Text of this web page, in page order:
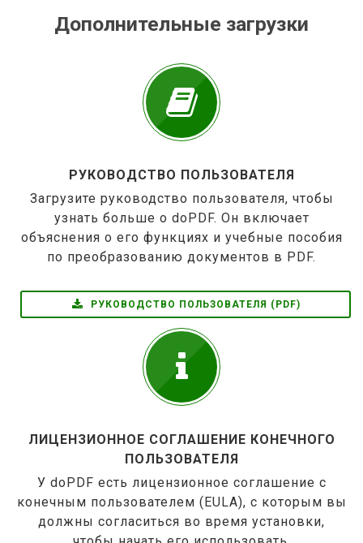
Дополнительные загрузки
РУКОВОДСТВО ПОЛЬЗОВАТЕЛЯ
Загрузите руководство пользователя, чтобы
узнать больше о doPDF. Он включает
объяснения о его функциях и учебные пособия
по преобразованию документов в PDF.
РУКОВОДСТВО ПОЛЬЗОВАТЕЛЯ (PDF)
ЛИЦЕНЗИОННОЕ СОГЛАШЕНИЕ КОНЕЧНОГО
ПОЛЬЗОВАТЕЛЯ
У doPDF есть лицензионное соглашение с
конечным пользователем (EULA), с которым вы
должны согласиться во время установки,